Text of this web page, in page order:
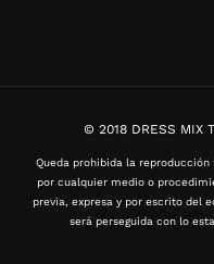
© 2018 DRESS MIX
Queda prohibida la
por cualquier medio o
previa, expresa y por escrito del
será perseguida con lo